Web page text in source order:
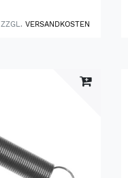
ZZGL.VERSANDKOSTEN